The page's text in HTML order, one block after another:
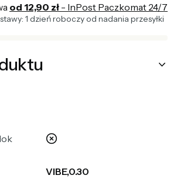
od 12,90 zł - InPost Paczkomat 24/7
1 dzień roboczy od nadania przesyłki
nie
VIBE,0.30